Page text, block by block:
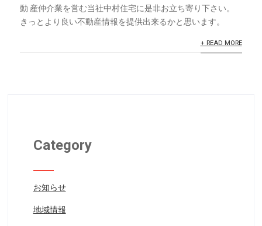
動 産仲介業を営む当社中村住宅に是非お立ち寄り下さい。
きっとより良い不動産情報を提供出来るかと思います。
+ READ MORE
Category
お知らせ
地域情報